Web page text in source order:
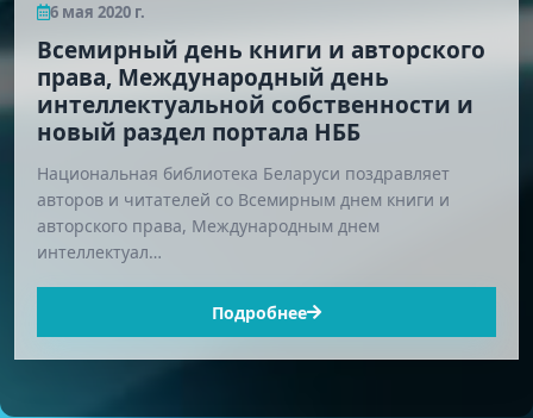
6 мая 2020 г.
Всемирный день книги и авторского
права, Международный день
интеллектуальной собственности и
новый раздел портала НББ
Национальная библиотека Беларуси поздравляет
авторов и читателей со Всемирным днем книги и
авторского права, Международным днем
интеллектуал…
Подробнее